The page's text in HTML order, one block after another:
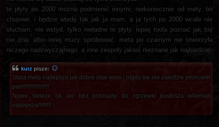
te płyty po 2000 mozna podmienić innymi, niekoniecznie od mety, bo
chujowe. i będzie wtedy tak jak ja mam, a ja tych po 2000 wcale nie
słucham. nie wstyd, tylko nieładne te płyty. lepiej toola poznać jak się
nie zna, albo innej muzy spróbować. meta po czarnym nie stworzyła
niczego nadzwyczajnego. a inne zespoły jakieś nieznane jak najbardziej.
kurz pisze:
Stara meta najlepsza jak dobre stae wino i nigdy się nie zajedzie pronciem
pan!!!!!!!!!!!!!!!!!!
Nowe świeże ok ale bez przesady do zgrzewki kustosza killemall
najlepsza!!!!!!!!!